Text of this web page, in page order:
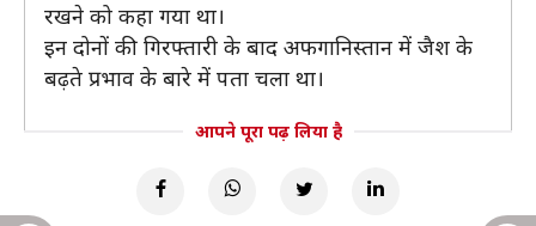
रखने को कहा गया था।
इन दोनों की गिरफ्तारी के बाद अफगानिस्तान में जैश के
बढ़ते प्रभाव के बारे में पता चला था।
आपने पूरा पढ़ लिया है